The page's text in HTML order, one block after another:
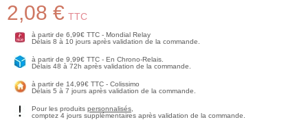
2,08 € TTC
à partir de 6,99€ TTC - Mondial Relay
Délais 8 à 10 jours après validation de la commande.
à partir de 9,99€ TTC - En Chrono-Relais.
Délais 48 à 72h après validation de la commande.
à partir de 14,99€ TTC - Colissimo
Délais 5 à 7 jours après validation de la commande.
Pour les produits personnalisés
comptez 4 jours supplémentaires après validation de la commande.